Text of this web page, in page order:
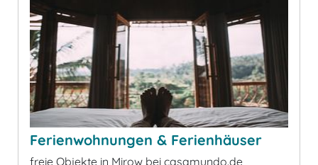
Ferienwohnungen & Ferienhäuser
freie Objekte in Mirow bei casamundo.de